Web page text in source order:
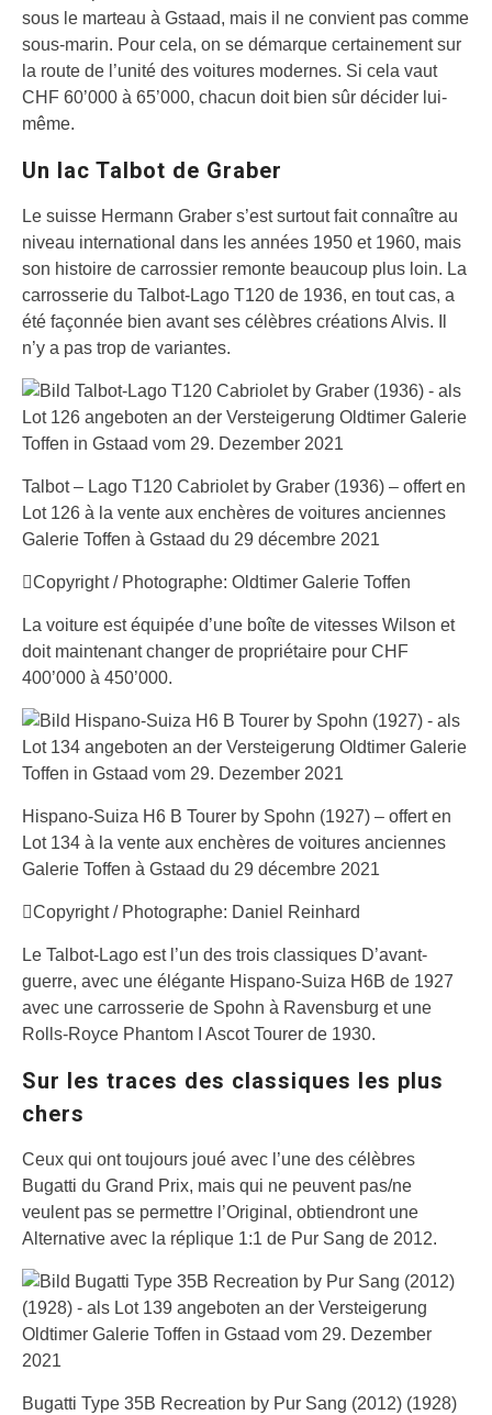
sous le marteau à Gstaad, mais il ne convient pas comme
sous-marin. Pour cela, on se démarque certainement sur
la route de l’unité des voitures modernes. Si cela vaut
CHF 60’000 à 65’000, chacun doit bien sûr décider lui-
même.
Un lac Talbot de Graber
Le suisse Hermann Graber s’est surtout fait connaître au
niveau international dans les années 1950 et 1960, mais
son histoire de carrossier remonte beaucoup plus loin. La
carrosserie du Talbot-Lago T120 de 1936, en tout cas, a
été façonnée bien avant ses célèbres créations Alvis. Il
n’y a pas trop de variantes.
Talbot – Lago T120 Cabriolet by Graber (1936) – offert en
Lot 126 à la vente aux enchères de voitures anciennes
Galerie Toffen à Gstaad du 29 décembre 2021
Copyright / Photographe: Oldtimer Galerie Toffen
La voiture est équipée d’une boîte de vitesses Wilson et
doit maintenant changer de propriétaire pour CHF
400’000 à 450’000.
Hispano-Suiza H6 B Tourer by Spohn (1927) – offert en
Lot 134 à la vente aux enchères de voitures anciennes
Galerie Toffen à Gstaad du 29 décembre 2021
Copyright / Photographe: Daniel Reinhard
Le Talbot-Lago est l’un des trois classiques D’avant-
guerre, avec une élégante Hispano-Suiza H6B de 1927
avec une carrosserie de Spohn à Ravensburg et une
Rolls-Royce Phantom I Ascot Tourer de 1930.
Sur les traces des classiques les plus
chers
Ceux qui ont toujours joué avec l’une des célèbres
Bugatti du Grand Prix, mais qui ne peuvent pas/ne
veulent pas se permettre l’Original, obtiendront une
Alternative avec la réplique 1:1 de Pur Sang de 2012.
Bugatti Type 35B Recreation by Pur Sang (2012) (1928)